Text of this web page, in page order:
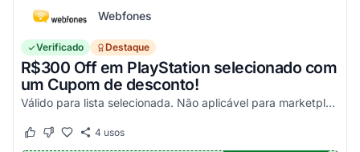
Webfones
Verificado Destaque
R$300 Off em PlayStation selecionado com
um Cupom de desconto!
Válido para lista selecionada. Não aplicável para marketplace. Aproveite!
Este cupom funcionou
Este cupom não funcionou
4 usos